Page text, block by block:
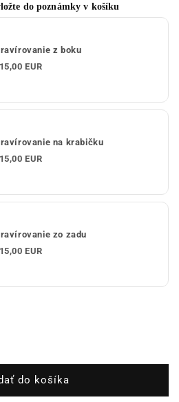
do poznámky v košíku
z boku
EUR
na krabičku
EUR
zo zadu
EUR
do košíka